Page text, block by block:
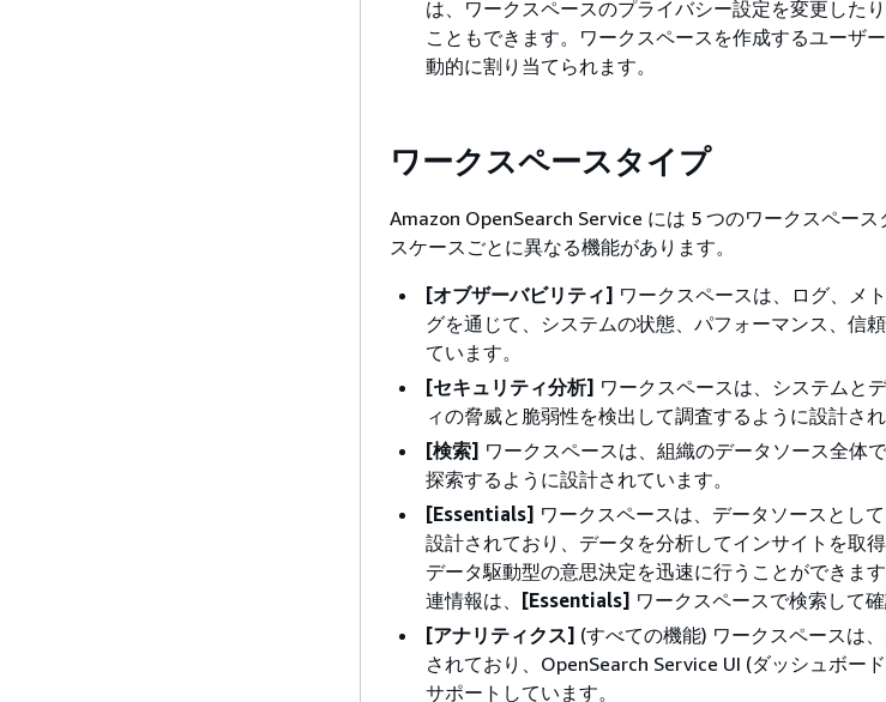
は、ワークスペースのプライバシー設定を変更した
こともできます。ワークスペースを作成するユーザ
動的に割り当てられます。
ワークスペースタイプ
Amazon OpenSearch Service には 5 つのワークスペー
スケースごとに異なる機能があります。
[オブザーバビリティ] ワークスペースは、ログ、メ
グを通じて、システムの状態、パフォーマンス、信
ています。
[セキュリティ分析] ワークスペースは、システムと
ィの脅威と脆弱性を検出して調査するように設計され
[検索] ワークスペースは、組織のデータソース全体
探索するように設計されています。
[Essentials] ワークスペースは、データソースとし
設計されており、データを分析してインサイトを取
データ駆動型の意思決定を迅速に行うことができま
連情報は、 [Essentials] ワークスペースで検索して確
[アナリティクス] (すべての機能) ワークスペースは
されており、OpenSearch Service UI (ダッシュボー
サポートしています。